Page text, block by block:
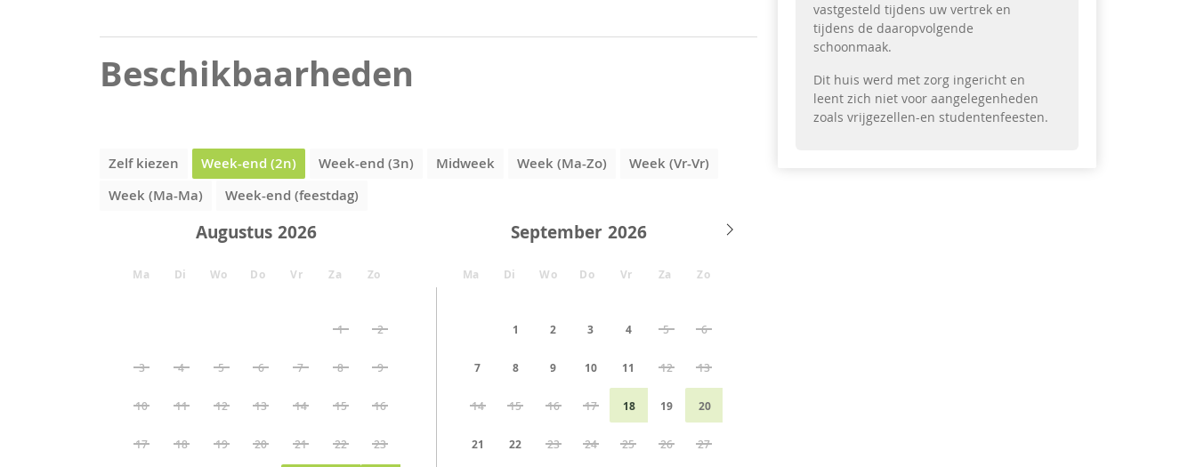
Beschikbaarheden
Zelf kiezen Week-end (2n) Week-end (3n) Midweek Week (Ma-Zo)
Week (Vr-Vr)
Week (Ma-Ma)
Week-end (feestdag)
Augustus September
Ma Di Wo Do Vr Za Zo Ma Di Wo Do Vr Za Zo
1 2
3 4 5 6 7 8 9
10 11 12 13 14 15 16
17 18 19 20 21 22 23
1 2 3 4 5 6
7 8 9 10 11 12 13
14 15 16 17 18 19 20
21 22 23 24 25 26 27
vastgesteld tijdens uw vertrek en
tijdens de daaropvolgende
schoonmaak.
Dit huis werd met zorg ingericht en
leent zich niet voor aangelegenheden
zoals vrijgezellen-en studentenfeesten.